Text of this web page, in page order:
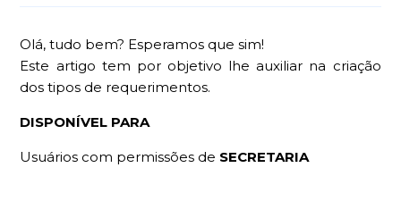
Olá, tudo bem? Esperamos que sim!
Este artigo tem por objetivo lhe auxiliar na criação
dos tipos de requerimentos.
DISPONÍVEL PARA
Usuários com permissões de SECRETARIA